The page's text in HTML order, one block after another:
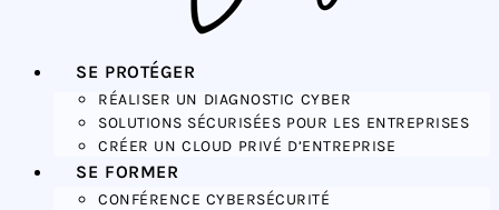
SE PROTÉGER
RÉALISER UN DIAGNOSTIC CYBER
SOLUTIONS SÉCURISÉES POUR LES ENTREPRISES
CRÉER UN CLOUD PRIVÉ D’ENTREPRISE
SE FORMER
CONFÉRENCE CYBERSÉCURITÉ